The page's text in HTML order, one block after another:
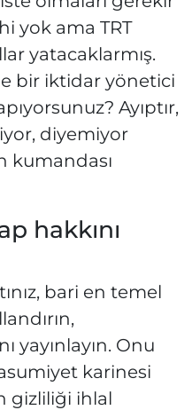
yok ama TRT
yatacaklarmış.
bir iktidar yönetici
Ayıptır,
diyemiyor
kumandası
hakkını
bari en temel
yayınlayın. Onu
karinesi
gizliliği ihlal